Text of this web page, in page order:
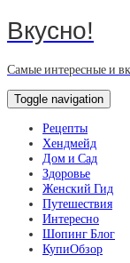
Вкусно!
Самые интересные и
Toggle navigation
Рецепты
Хендмейд
Дом и Сад
Здоровье
Женский Гид
Путешествия
Интересно
Шопинг Блог
КупиОбзор